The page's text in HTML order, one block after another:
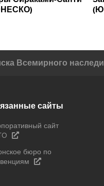
Всемирного
сайты
сайт
бюро по